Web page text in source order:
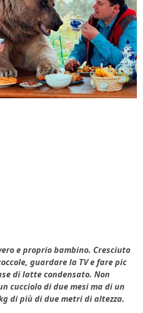
e proprio bambino. Cresciuto
guardare la TV e fare pic
di latte condensato. Non
cucciolo di due mesi ma di un
di più di due metri di altezza.